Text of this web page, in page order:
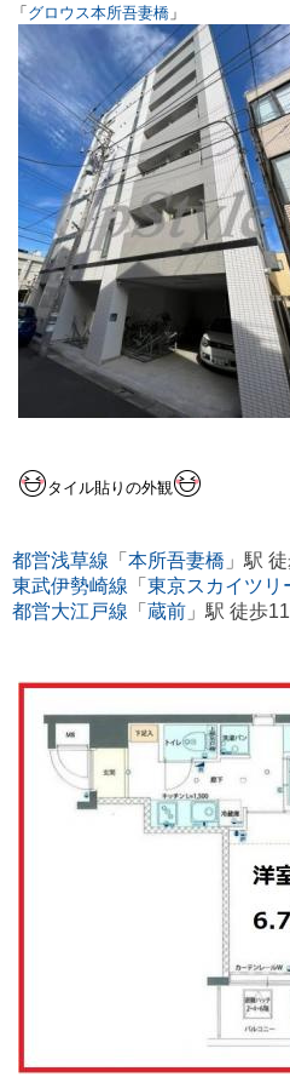
「グロウス本所吾妻橋 」
タイル貼りの外観
都営浅草線 「 本所吾妻橋 」駅
東武伊勢崎線 「 東京スカイツリ
都営大江戸線 「 蔵前 」駅 徒歩